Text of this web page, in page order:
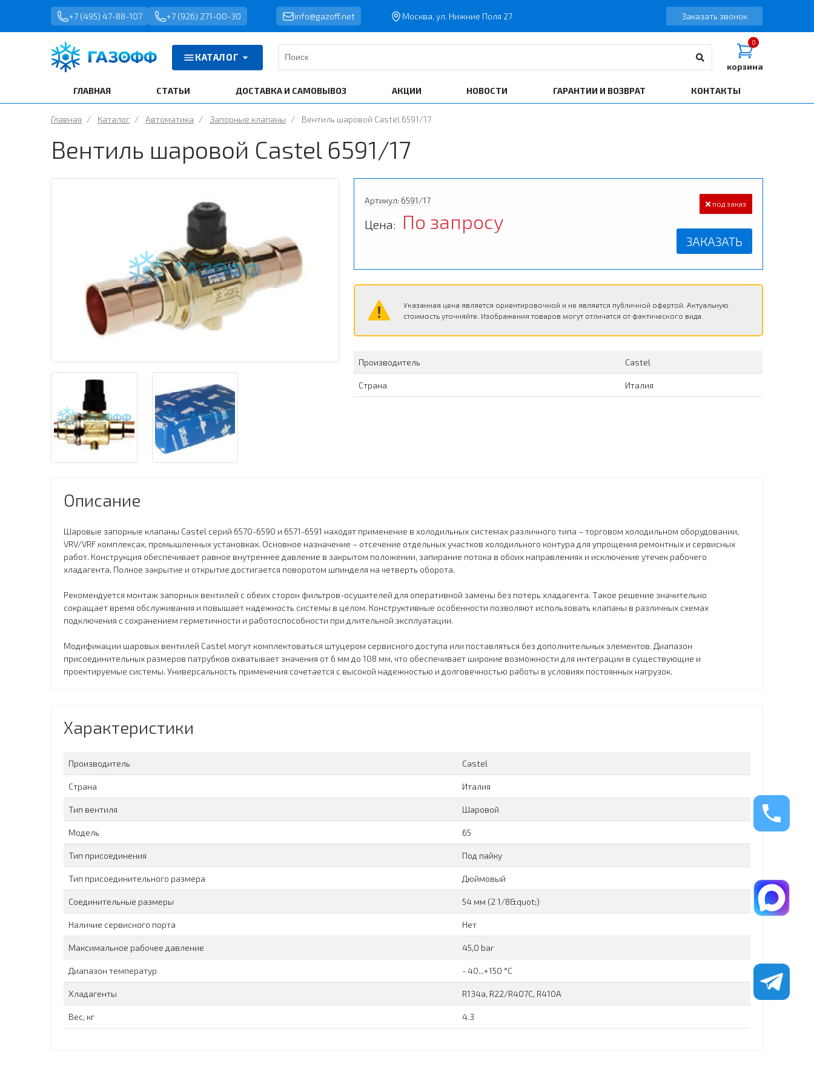
+7 (495) 47-88-107 +7 (926) 271-00-30 info@gazoff.net Москва, ул. Нижние Поля 27 Заказать звонок
КАТАЛОГ
0
корзина
ГЛАВНАЯ СТАТЬИ ДОСТАВКА И САМОВЫВОЗ АКЦИИ НОВОСТИ ГАРАНТИИ И ВОЗВРАТ КОНТАКТЫ
Главная / Каталог / Автоматика / Запорные клапаны / Вентиль шаровой Castel 6591/17
Вентиль шаровой Castel 6591/17
Артикул: 6591/17
Цена: По запросу
под заказ
ЗАКАЗАТЬ
Указанная цена является ориентировочной и не является публичной офертой. Актуальную
стоимость уточняйте. Изображения товаров могут отличатся от фактического вида.
Производитель Сastel
Страна Италия
Описание
Шаровые запорные клапаны Castel серий 6570-6590 и 6571-6591 находят применение в холодильных системах различного типа – торговом холодильном оборудовании,
VRV/VRF комплексах, промышленных установках. Основное назначение – отсечение отдельных участков холодильного контура для упрощения ремонтных и сервисных
работ. Конструкция обеспечивает равное внутреннее давление в закрытом положении, запирание потока в обоих направлениях и исключение утечек рабочего
хладагента. Полное закрытие и открытие достигается поворотом шпинделя на четверть оборота.
Рекомендуется монтаж запорных вентилей с обеих сторон фильтров-осушителей для оперативной замены без потерь хладагента. Такое решение значительно
сокращает время обслуживания и повышает надежность системы в целом. Конструктивные особенности позволяют использовать клапаны в различных схемах
подключения с сохранением герметичности и работоспособности при длительной эксплуатации.
Модификации шаровых вентилей Castel могут комплектоваться штуцером сервисного доступа или поставляться без дополнительных элементов. Диапазон
присоединительных размеров патрубков охватывает значения от 6 мм до 108 мм, что обеспечивает широкие возможности для интеграции в существующие и
проектируемые системы. Универсальность применения сочетается с высокой надежностью и долговечностью работы в условиях постоянных нагрузок.
Характеристики
Производитель Сastel
Страна Италия
Тип вентиля Шаровой
Модель 65
Тип присоединения Под пайку
Тип присоединительного размера Дюймовый
Соединительные размеры 54 мм (2 1/8&quot;)
Наличие сервисного порта Нет
Максимальное рабочее давление 45,0 bar
Диапазон температур - 40...+150 °C
Хладагенты R134a, R22/R407C, R410A
Вес, кг 4.3